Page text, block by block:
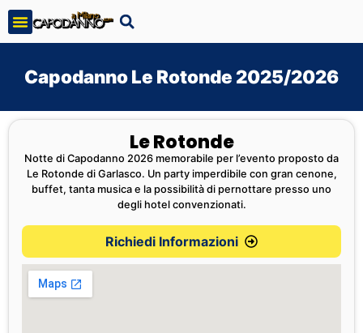
Capodanno Le Rotonde 2025/2026
Le Rotonde
Notte di Capodanno 2026 memorabile per l’evento proposto da
Le Rotonde di Garlasco. Un party imperdibile con gran cenone,
buffet, tanta musica e la possibilità di pernottare presso uno
degli hotel convenzionati.
Richiedi Informazioni